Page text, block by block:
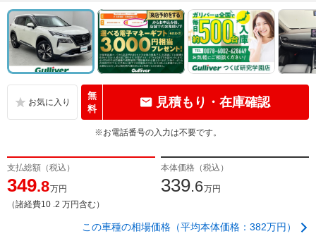
無
料
見積もり・在庫確認
※お電話番号の入力は不要です。
支払総額（税込）
349.8万円
（諸経費10 .2 万円含む）
本体価格（税込）
339.6万円
この車種の相場価格（平均本体価格：382万円）